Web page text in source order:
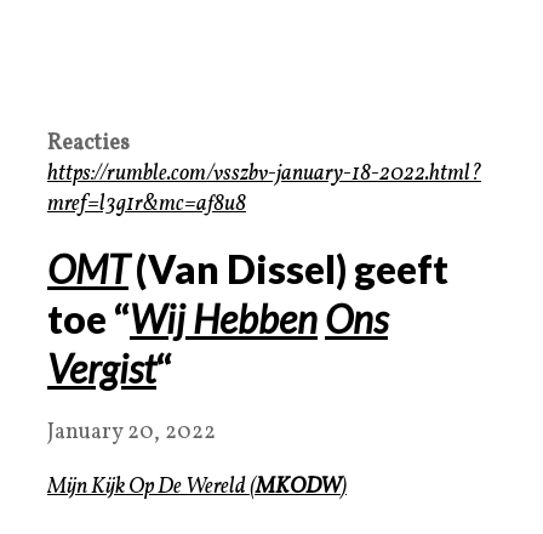
Reacties
https://rumble.com/vsszbv-january-18-2022.html?
mref=l3g1r&mc=af8u8
OMT(Van Dissel) geeft
toe “WijHebbenOns
Vergist“
January 20, 2022
Mijn Kijk Op De Wereld(MKODW)